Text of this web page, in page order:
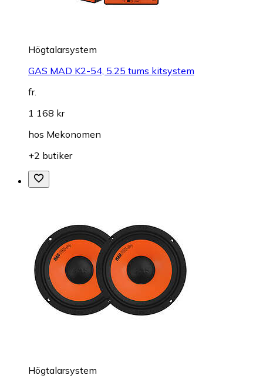
Högtalarsystem
GAS MAD K2-54, 5.25 tums kitsystem
fr.
1 168 kr
hos Mekonomen
+2 butiker
Högtalarsystem